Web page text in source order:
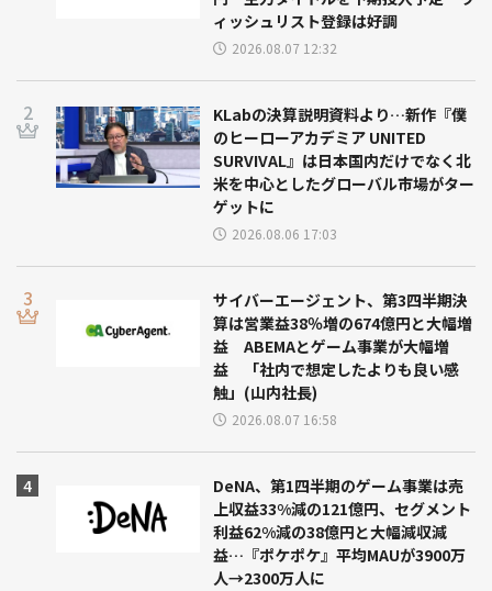
ィッシュリスト登録は好調
2026.08.07 12:32
KLabの決算説明資料より…新作『僕
のヒーローアカデミア UNITED
SURVIVAL』は日本国内だけでなく北
米を中心としたグローバル市場がター
ゲットに
2026.08.06 17:03
サイバーエージェント、第3四半期決
算は営業益38％増の674億円と大幅増
益 ABEMAとゲーム事業が大幅増
益 「社内で想定したよりも良い感
触」(山内社長)
2026.08.07 16:58
DeNA、第1四半期のゲーム事業は売
上収益33%減の121億円、セグメント
利益62%減の38億円と大幅減収減
益…『ポケポケ』平均MAUが3900万
人→2300万人に